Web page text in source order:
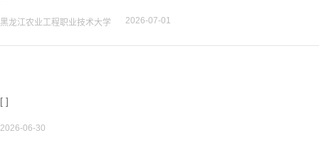
黑龙江农业工程职业技术大学 2026-07-01
[ ]
2026-06-30